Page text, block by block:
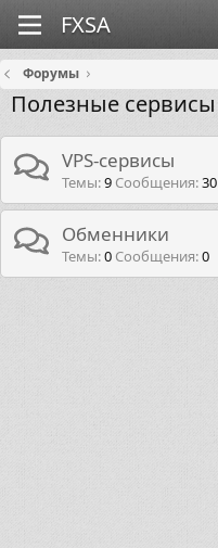
Форумы
Полезные сервисы
VPS-сервисы
Темы 9 Сообщения 30
Обменники
Темы 0 Сообщения 0